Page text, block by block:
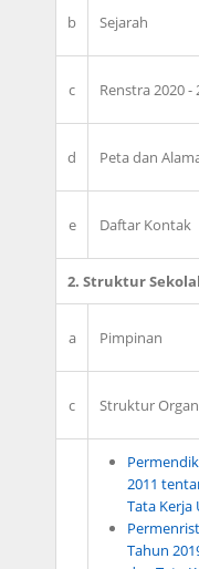
b Sejarah
c Renstra 2020 -
d Peta dan
e Daftar Kontak
2. Struktur
a Pimpinan
c Struktur
2011
Tata Kerja
Tahun